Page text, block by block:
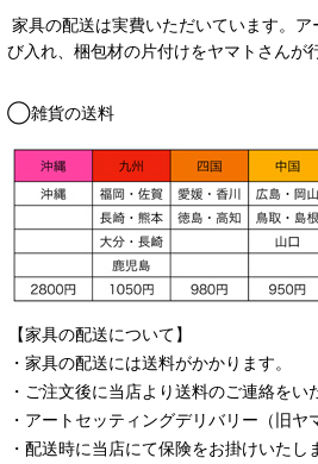
家具の配送は実費いただいています。
び入れ、梱包材の片付けをヤマトさんが
◯雑貨の送料
【家具の配送について】
・家具の配送には送料がかかります。
・ご注文後に当店より送料のご連絡をい
・ アートセッティングデリバリー （旧ヤ
・配送時に当店にて保険をお掛けいたし